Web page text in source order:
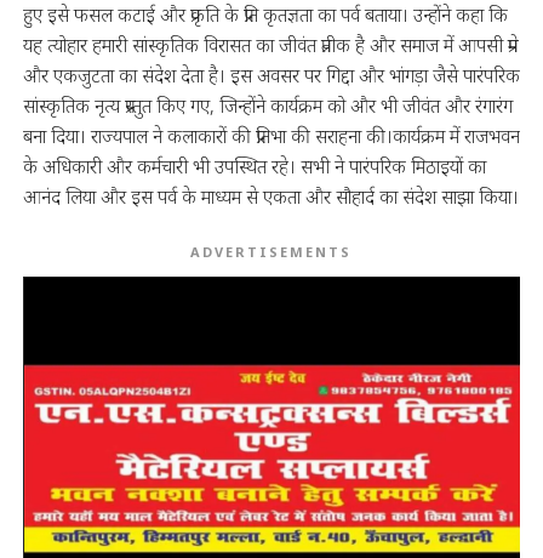
हुए इसे फसल कटाई और प्रकृति के प्रति कृतज्ञता का पर्व बताया। उन्होंने कहा कि
यह त्योहार हमारी सांस्कृतिक विरासत का जीवंत प्रतीक है और समाज में आपसी प्रेम
और एकजुटता का संदेश देता है। इस अवसर पर गिद्दा और भांगड़ा जैसे पारंपरिक
सांस्कृतिक नृत्य प्रस्तुत किए गए, जिन्होंने कार्यक्रम को और भी जीवंत और रंगारंग
बना दिया। राज्यपाल ने कलाकारों की प्रतिभा की सराहना की।कार्यक्रम में राजभवन
के अधिकारी और कर्मचारी भी उपस्थित रहे। सभी ने पारंपरिक मिठाइयों का
आनंद लिया और इस पर्व के माध्यम से एकता और सौहार्द का संदेश साझा किया।
ADVERTISEMENTS